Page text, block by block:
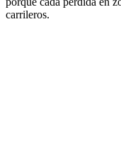
carrileros.